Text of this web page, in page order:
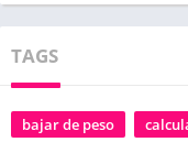
TAGS
bajar de peso